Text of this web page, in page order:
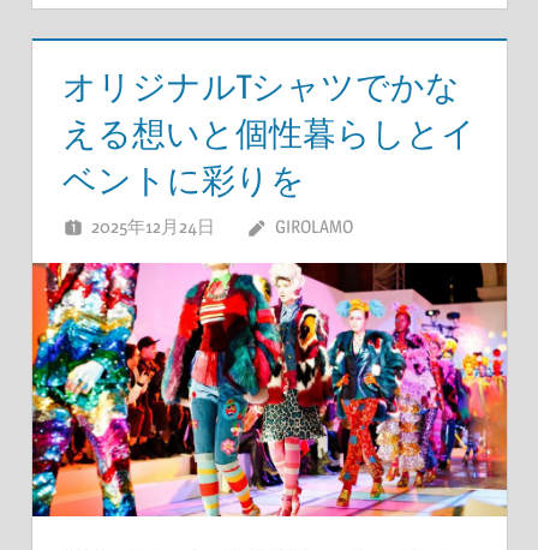
オリジナルTシャツでかな
える想いと個性暮らしとイ
ベントに彩りを
2025年12月24日 GIROLAMO